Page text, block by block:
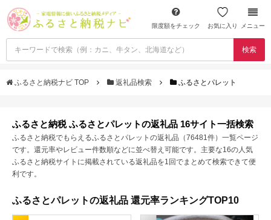
限度額をチェック お気に入り メニュー
検索
ふるさと納税ナビ TOP 返礼品検索 ふるさとパレット
ふるさと納税 ふるさとパレットの返礼品 16サイト一括検索
ふるさと納税でもらえるふるさとパレットの返礼品（76481件）一覧ページ
です。還元率やレビュー件数順などに並べ替え可能です。主要な16の人気
ふるさと納税サイトに掲載されている返礼品を1回でまとめて検索できて便
利です。
ふるさとパレットの返礼品 還元率ランキングTOP10